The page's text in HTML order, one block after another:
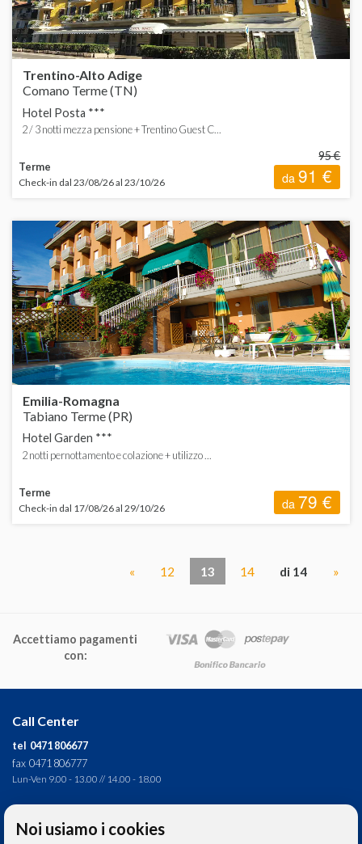
Noi usiamo i cookies
Trentino-Alto Adige
Comano Terme (TN)
Hotel Posta ***
2 / 3 notti mezza pensione + Trentino Guest C...
Terme
Check-in dal 23/08/26 al 23/10/26
95 €
da91 €
Emilia-Romagna
Tabiano Terme (PR)
Hotel Garden ***
2 notti pernottamento e colazione + utilizzo ...
Terme
Check-in dal 17/08/26 al 29/10/26 da 79 €
« 12 13 14 di 14 »
Accettiamo pagamenti
con:
Call Center
tel 0471 806677
fax 0471 806777
Lun-Ven 9.00 - 13.00 // 14.00 - 18.00